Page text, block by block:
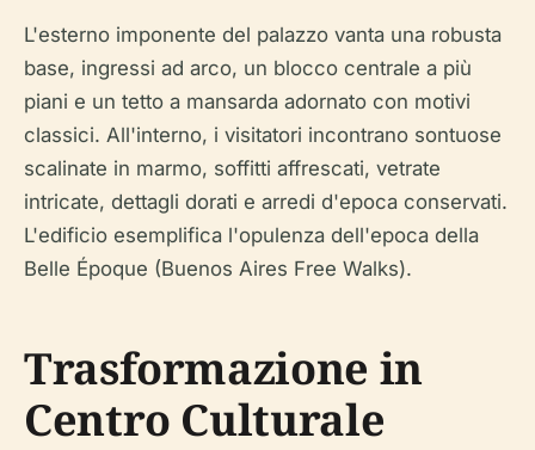
L'esterno imponente del palazzo vanta una robusta
base, ingressi ad arco, un blocco centrale a più
piani e un tetto a mansarda adornato con motivi
classici. All'interno, i visitatori incontrano sontuose
scalinate in marmo, soffitti affrescati, vetrate
intricate, dettagli dorati e arredi d'epoca conservati.
L'edificio esemplifica l'opulenza dell'epoca della
Belle Époque (Buenos Aires Free Walks).
Trasformazione in
Centro Culturale